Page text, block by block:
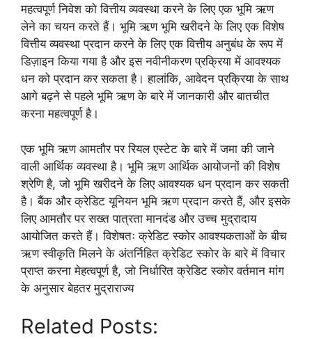
महत्वपूर्ण निवेश को वित्तीय व्यवस्था करने के लिए एक भूमि ऋण
लेने का चयन करते हैं। भूमि ऋण भूमि खरीदने के लिए एक विशेष
वित्तीय व्यवस्था प्रदान करने के लिए एक वित्तीय अनुबंध के रूप में
डिज़ाइन किया गया है और इस नवीनीकरण प्रक्रिया में आवश्यक
धन को प्रदान कर सकता है। हालांकि, आवेदन प्रक्रिया के साथ
आगे बढ़ने से पहले भूमि ऋण के बारे में जानकारी और बातचीत
करना महत्वपूर्ण है।
एक भूमि ऋण आमतौर पर रियल एस्टेट के बारे में जमा की जाने
वाली आर्थिक व्यवस्था है। भूमि ऋण आर्थिक आयोजनों की विशेष
श्रेणि है, जो भूमि खरीदने के लिए आवश्यक धन प्रदान कर सकती
है। बैंक और क्रेडिट यूनियन भूमि ऋण प्रदान करते हैं, और इसके
लिए आमतौर पर सख्त पात्रता मानदंड और उच्च मुद्रादाय
आयोजित करते हैं। विशेषतः क्रेडिट स्कोर आवश्यकताओं के बीच
ऋण स्वीकृति मिलने के अंतर्निहित क्रेडिट स्कोर के बारे में विचार
प्राप्त करना मेहत्वपूर्ण है, जो निर्धारित क्रेडिट स्कोर वर्तमान मांग
के अनुसार बेहतर मुद्राराज्य
Related Posts: